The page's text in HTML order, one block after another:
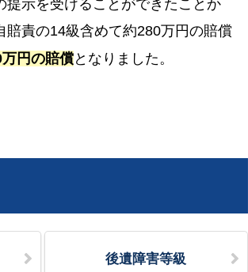
示を受けることができたことか
責の14級含めて約280万円の賠償
円の賠償となりました。
後遺障害等級